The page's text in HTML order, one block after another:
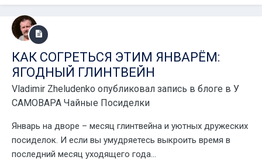
КАК СОГРЕТЬСЯ ЭТИМ ЯНВАРЁМ:
ЯГОДНЫЙ ГЛИНТВЕЙН
Vladimir Zheludenko опубликовал запись в блоге в У
САМОВАРА Чайные Посиделки
Январь на дворе – месяц глинтвейна и уютных дружеских
посиделок. И если вы умудряетесь выкроить время в
последний месяц уходящего года...